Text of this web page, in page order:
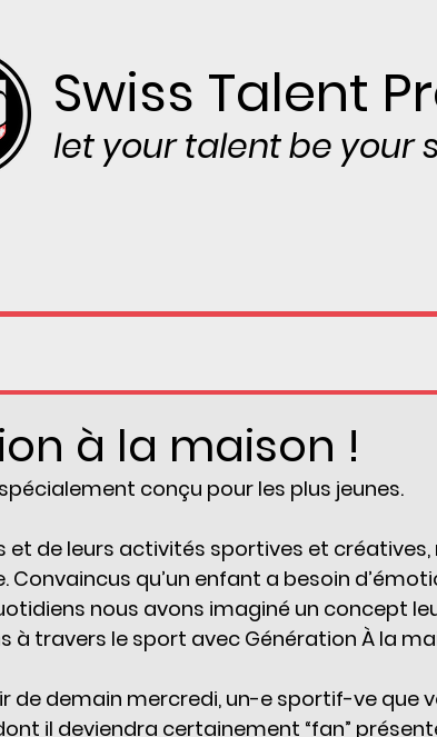
Swiss Talent
let your talent be your
à la maison !
conçu pour les plus jeunes.
et de leurs activités sportives et
Convaincus qu’un enfant a besoin
nous avons imaginé un concept
à travers le sport avec Génération À la
de demain mercredi, un-e sportif-ve que
il deviendra certainement “fan”